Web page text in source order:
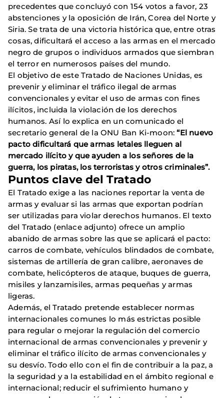
precedentes que concluyó con 154 votos a favor, 23
abstenciones y la oposición de Irán, Corea del Norte y
Siria. Se trata de una victoria histórica que, entre otras
cosas, dificultará el acceso a las armas en el mercado
negro de grupos o individuos armados que siembran
el terror en numerosos países del mundo.
El objetivo de este Tratado de Naciones Unidas, es
prevenir y eliminar el tráfico ilegal de armas
convencionales y evitar el uso de armas con fines
ilícitos, incluida la violación de los derechos
humanos. Así lo explica en un comunicado el
secretario general de la ONU Ban Ki-moon:“El nuevo
pacto dificultará que armas letales lleguen al
mercado ilícito y que ayuden a los señores de la
guerra, los piratas, los terroristas y otros criminales”.
Puntos clave del Tratado
El Tratado exige a las naciones reportar la venta de
armas y evaluar si las armas que exportan podrían
ser utilizadas para violar derechos humanos. El texto
del Tratado (enlace adjunto) ofrece un amplio
abanido de armas sobre las que se aplicará el pacto:
carros de combate, vehículos blindados de combate,
sistemas de artillería de gran calibre, aeronaves de
combate, helicópteros de ataque, buques de guerra,
misiles y lanzamisiles, armas pequeñas y armas
ligeras.
Además, el Tratado pretende establecer normas
internacionales comunes lo más estrictas posible
para regular o mejorar la regulación del comercio
internacional de armas convencionales y prevenir y
eliminar el tráfico ilícito de armas convencionales y
su desvío. Todo ello con el fin de contribuir a la paz, a
la seguridad y a la estabilidad en el ámbito regional e
internacional; reducir el sufrimiento humano y